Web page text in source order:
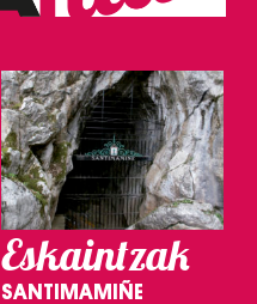
Eskaintzak
SANTIMAMIÑE